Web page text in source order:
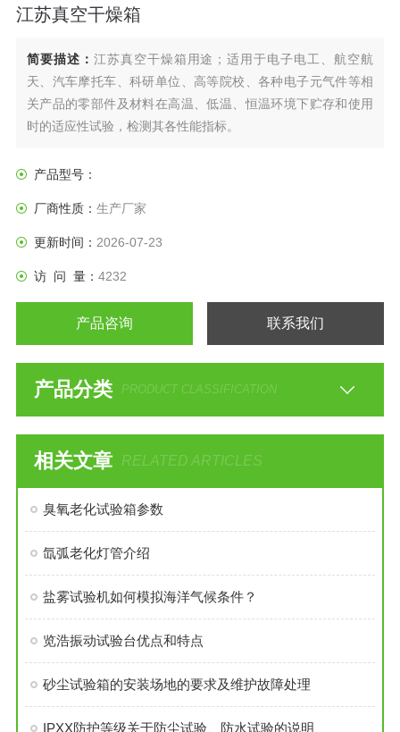
江苏真空干燥箱
简要描述： 江苏真空干燥箱用途；适用于电子电工、航空航
天、汽车摩托车、科研单位、高等院校、各种电子元气件等相
关产品的零部件及材料在高温、低温、恒温环境下贮存和使用
时的适应性试验，检测其各性能指标。
产品型号：
厂商性质： 生产厂家
更新时间： 2026-07-23
访 问 量： 4232
产品咨询 联系我们
产品分类 PRODUCT CLASSIFICATION
相关文章 RELATED ARTICLES
臭氧老化试验箱参数
氙弧老化灯管介绍
盐雾试验机如何模拟海洋气候条件？
览浩振动试验台优点和特点
砂尘试验箱的安装场地的要求及维护故障处理
IPXX防护等级关于防尘试验、防水试验的说明